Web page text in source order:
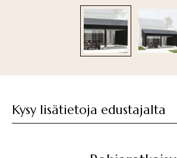
Kysy lisätietoja edustajalta